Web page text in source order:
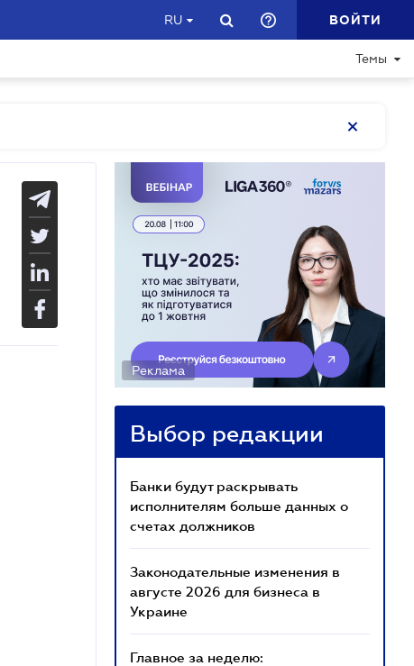
RU ВОЙТИ
Темы
Реклама
Выбор редакции
Банки будут раскрывать
исполнителям больше данных о
счетах должников
Законодательные изменения в
августе 2026 для бизнеса в
Украине
Главное за неделю: